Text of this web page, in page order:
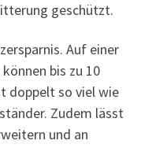
geschützt.
Auf einer
bis zu 10
doppelt so viel wie
Zudem lässt
und an